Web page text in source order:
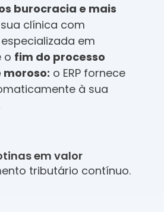
burocracia e mais
clínica com
em
o fim do processo
o ERP fornece
à sua
em valor
tributário contínuo.